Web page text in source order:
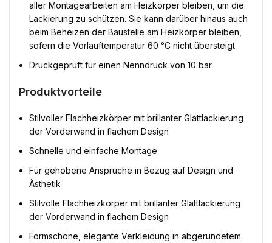
aller Montagearbeiten am Heizkörper bleiben, um die
Lackierung zu schützen. Sie kann darüber hinaus auch
beim Beheizen der Baustelle am Heizkörper bleiben,
sofern die Vorlauftemperatur 60 °C nicht übersteigt
Druckgeprüft für einen Nenndruck von 10 bar
Produktvorteile
Stilvoller Flachheizkörper mit brillanter Glattlackierung
der Vorderwand in flachem Design
Schnelle und einfache Montage
Für gehobene Ansprüche in Bezug auf Design und
Ästhetik
Stilvolle Flachheizkörper mit brillanter Glattlackierung
der Vorderwand in flachem Design
Formschöne, elegante Verkleidung in abgerundetem